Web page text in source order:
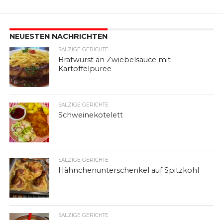
NEUESTEN NACHRICHTEN
SALZIGE GERICHTE
Bratwurst an Zwiebelsauce mit
Kartoffelpüree
SALZIGE GERICHTE
Schweinekotelett
SALZIGE GERICHTE
Hähnchenunterschenkel auf Spitzkohl
SALZIGE GERICHTE